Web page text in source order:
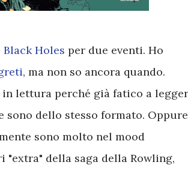
Black Holes per due eventi. Ho
, ma non so ancora quando.
lettura perché già fatico a
sono dello stesso formato. Oppure
sono molto nel mood
della saga della Rowling,